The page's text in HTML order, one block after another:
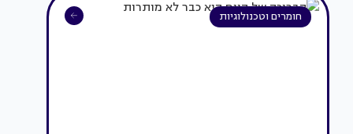
חומרים וטכנולוגיות